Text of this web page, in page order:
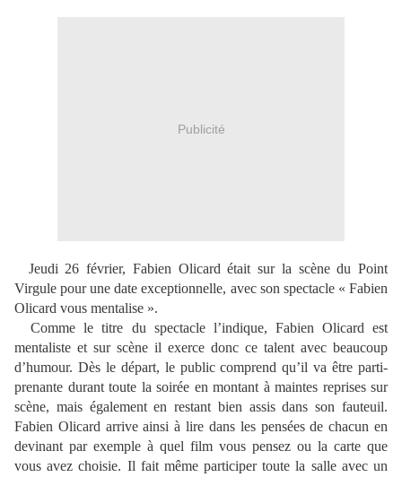
Publicité
Jeudi 26 février, Fabien Olicard était sur la scène du Point
Virgule pour une date exceptionnelle, avec son spectacle « Fabien
Olicard vous mentalise ».
Comme le titre du spectacle l’indique, Fabien Olicard est
mentaliste et sur scène il exerce donc ce talent avec beaucoup
d’humour. Dès le départ, le public comprend qu’il va être parti-
prenante durant toute la soirée en montant à maintes reprises sur
scène, mais également en restant bien assis dans son fauteuil.
Fabien Olicard arrive ainsi à lire dans les pensées de chacun en
devinant par exemple à quel film vous pensez ou la carte que
vous avez choisie. Il fait même participer toute la salle avec un